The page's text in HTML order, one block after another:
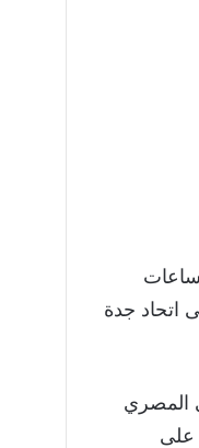
السبت 21 أغسطس 2021 وحتى الساعات
اتحاد جدة
في عام 2006 حين هزم إنبي المصري
يُطلق على